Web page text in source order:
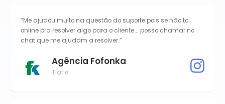
“Me ajudou muito na questão do suporte pois se não to
online pra resolver algo para o cliente... posso chamar no
chat que me ajudam a resolver.”
Agência Fofonka
Tiarle